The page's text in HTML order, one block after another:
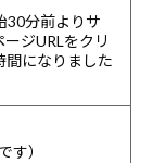
30分前よりサ
ジURLをクリ
間になりました
す）